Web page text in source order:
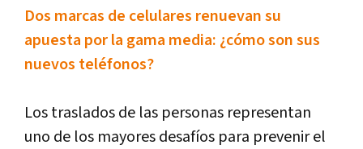
Dos marcas de celulares renuevan su
apuesta por la gama media: ¿cómo son sus
nuevos teléfonos?
Los traslados de las personas representan
uno de los mayores desafíos para prevenir el